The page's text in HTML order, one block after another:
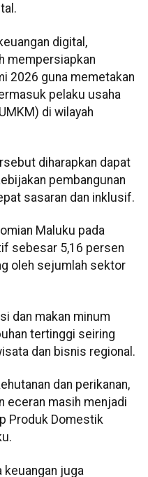
digital,
mempersiapkan
2026 guna memetakan
pelaku usaha
di wilayah
diharapkan dapat
pembangunan
sasaran dan inklusif.
Maluku pada
sebesar 5,16 persen
oleh sejumlah sektor
dan makan minum
tertinggi seiring
dan bisnis regional.
dan perikanan,
eceran masih menjadi
Produk Domestik
keuangan juga